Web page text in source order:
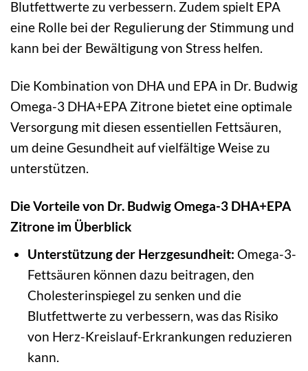
Blutfettwerte zu verbessern. Zudem spielt EPA
eine Rolle bei der Regulierung der Stimmung und
kann bei der Bewältigung von Stress helfen.
Die Kombination von DHA und EPA in Dr. Budwig
Omega-3 DHA+EPA Zitrone bietet eine optimale
Versorgung mit diesen essentiellen Fettsäuren,
um deine Gesundheit auf vielfältige Weise zu
unterstützen.
Die Vorteile von Dr. Budwig Omega-3 DHA+EPA
Zitrone im Überblick
Unterstützung der Herzgesundheit: Omega-3-
Fettsäuren können dazu beitragen, den
Cholesterinspiegel zu senken und die
Blutfettwerte zu verbessern, was das Risiko
von Herz-Kreislauf-Erkrankungen reduzieren
kann.